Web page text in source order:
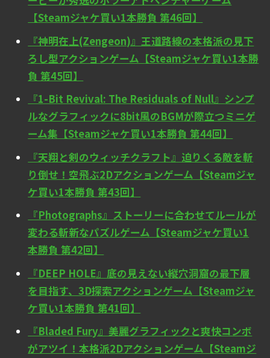
【Steamジャケ買い1本勝負 第46回】
『神明在上(Zengeon)』王道路線の本格派の見下
ろし型アクションゲーム【Steamジャケ買い1本勝
負 第45回】
『1-Bit Revival: The Residuals of Null』シンプ
ルなグラフィックに8bit風のBGMが際立つミニゲ
ーム集【Steamジャケ買い1本勝負 第44回】
『天翔と剣のウィッチクラフト』迫りくる敵を斬
り倒せ！空飛ぶ2Dアクションゲーム【Steamジャ
ケ買い1本勝負 第43回】
『Photographs』ストーリーに合わせてルールが
変わる斬新なパズルゲーム【Steamジャケ買い1
本勝負 第42回】
『DEEP HOLE』底の見えない縦穴洞窟の最下層
を目指す、3D探索アクションゲーム【Steamジャ
ケ買い1本勝負 第41回】
『Bladed Fury』美麗グラフィックと爽快コンボ
がアツイ！本格派2Dアクションゲーム【Steamジ